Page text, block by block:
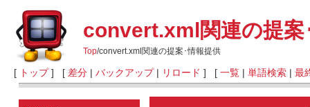
convert.xml関連の提案
Top/convert.xml関連の提案･情報提供
[ トップ] [ 差分| バックアップ| リロード ] [ 一覧| 単語検索| 最